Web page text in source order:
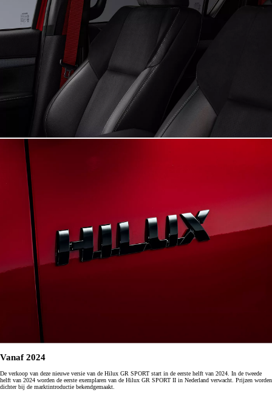
Vanaf 2024
De verkoop van deze nieuwe versie van de Hilux GR SPORT start in de eerste helft van 2024. In de tweede
helft van 2024 worden de eerste exemplaren van de Hilux GR SPORT II in Nederland verwacht. Prijzen worden
dichter bij de marktintroductie bekendgemaakt.